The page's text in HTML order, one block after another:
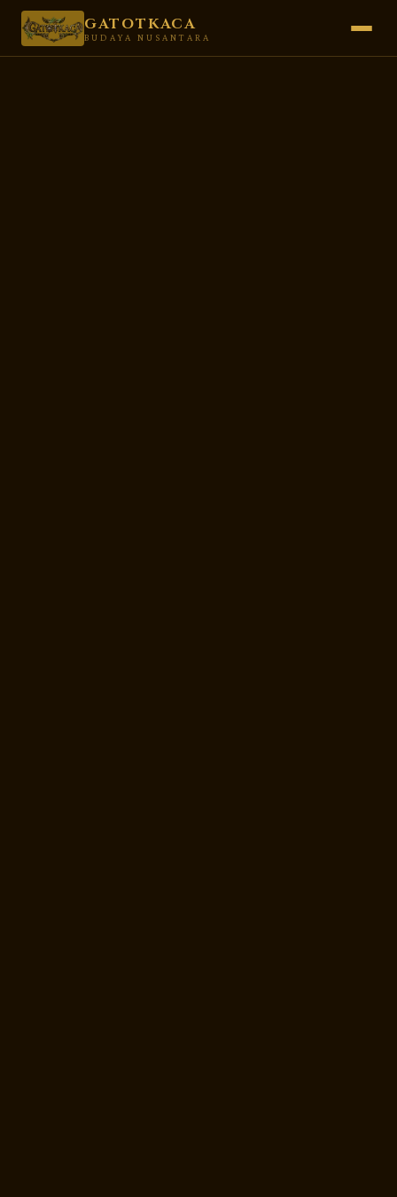
GATOTKACA
BUDAYA NUSANTARA